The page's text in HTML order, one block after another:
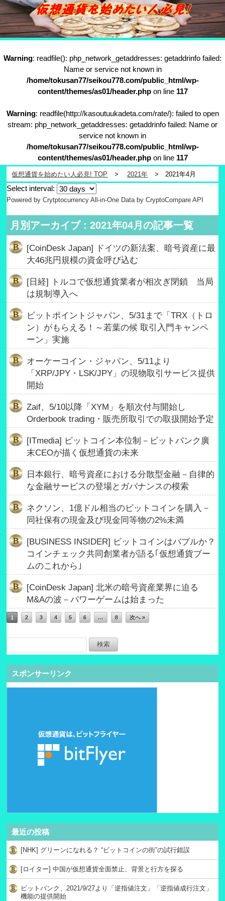
Warning: readfile(): php_network_getaddresses: getaddrinfo failed:
Name or service not known in
/home/tokusan77/seikou778.com/public_html/wp-
content/themes/as01/header.phpon line 117
Warning: readfile(http://kasoutuukadeta.com/rate/): failed to open
stream: php_network_getaddresses: getaddrinfo failed: Name or
service not known in
/home/tokusan77/seikou778.com/public_html/wp-
content/themes/as01/header.phpon line 117
仮想通貨を始めたい人必見! TOP 2021年 2021年4月
Select interval:
Powered by Crytptocurrency All-in-One Data by CryptoCompare API
月別アーカイブ : 2021年04月の記事一覧
[CoinDesk Japan] ドイツの新法案、暗号資産に最
大46兆円規模の資金呼び込む
[日経] トルコで仮想通貨業者が相次ぎ閉鎖 当局
は規制導入へ
ビットポイントジャパン、5/31まで「TRX（トロ
ン）がもらえる！～若葉の候 取引入門キャンペ
ーン」実施
オーケーコイン・ジャパン、5/11より
「XRP/JPY・LSK/JPY」の現物取引サービス提供
開始
Zaif、5/10以降「XYM」を順次付与開始し
Orderbook trading・販売所取引での取扱開始予定
[ITmedia] ビットコイン本位制－ビットバンク廣
末CEOが描く仮想通貨の未来
日本銀行、暗号資産における分散型金融－自律的
な金融サービスの登場とガバナンスの模索
ネクソン、1億ドル相当のビットコインを購入－
同社保有の現金及び現金同等物の2%未満
[BUSINESS INSIDER] ビットコインはバブルか？
コインチェック共同創業者が語る｢仮想通貨ブー
ムのこれから｣
[CoinDesk Japan] 北米の暗号資産業界に迫る
M&Aの波－パワーゲームは始まった
1 2 3 4 5 6 … 8 次へ »
スポンサーリンク
最近の投稿
[NHK] グリーンになれる？ “ビットコインの街”の試行錯誤
[ロイター] 中国が仮想通貨全面禁止、背景と行方を探る
ビットバンク、2021/9/27より「逆指値注文」「逆指値成行注文」
機能の提供開始